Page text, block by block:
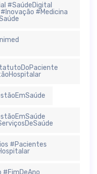
#SaúdeDigital
#Medicina
#Pacientes
#FimDeAno